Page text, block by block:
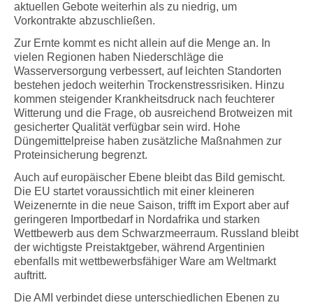
aktuellen Gebote weiterhin als zu niedrig, um
Vorkontrakte abzuschließen.
Zur Ernte kommt es nicht allein auf die Menge an. In
vielen Regionen haben Niederschläge die
Wasserversorgung verbessert, auf leichten Standorten
bestehen jedoch weiterhin Trockenstressrisiken. Hinzu
kommen steigender Krankheitsdruck nach feuchterer
Witterung und die Frage, ob ausreichend Brotweizen mit
gesicherter Qualität verfügbar sein wird. Hohe
Düngemittelpreise haben zusätzliche Maßnahmen zur
Proteinsicherung begrenzt.
Auch auf europäischer Ebene bleibt das Bild gemischt.
Die EU startet voraussichtlich mit einer kleineren
Weizenernte in die neue Saison, trifft im Export aber auf
geringeren Importbedarf in Nordafrika und starken
Wettbewerb aus dem Schwarzmeerraum. Russland bleibt
der wichtigste Preistaktgeber, während Argentinien
ebenfalls mit wettbewerbsfähiger Ware am Weltmarkt
auftritt.
Die AMI verbindet diese unterschiedlichen Ebenen zu